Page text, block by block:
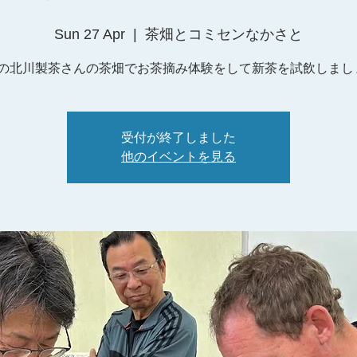
Sun 27 Apr 茶畑とコミセンなかさと
北川製茶さんの茶畑でお茶摘み体験をして新茶を試飲しまし
受付が終了しました
他のイベントを見る